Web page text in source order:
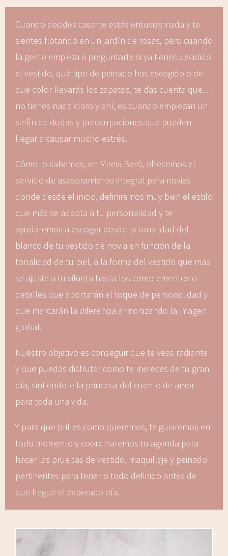
Cuando decides casarte estás entusiasmada y te
sientes flotando en un jardín de rosas, pero cuando
la gente empieza a preguntarte si ya tienes decidido
el vestido, qué tipo de peinado has escogido o de
qué color llevarás los zapatos, te das cuenta que…
no tienes nada claro y ahí, es cuando empiezan un
sinfín de dudas y preocupaciones que pueden
llegar a causar mucho estrés.
Cómo lo sabemos, en Mireia Baró, ofrecemos el
servicio de asesoramiento integral para novias
donde desde el inicio, definiremos muy bien el estilo
que más se adapta a tu personalidad y te
ayudaremos a escoger desde la tonalidad del
blanco de tu vestido de novia en función de la
tonalidad de tu piel, a la forma del vestido que más
se ajuste a tu silueta hasta los complementos o
detalles que aportarán el toque de personalidad y
que marcarán la diferencia armonizando la imagen
global.
Nuestro objetivo es conseguir que te veas radiante
y que puedas disfrutar como te mereces de tu gran
día, sintiéndote la princesa del cuento de amor
para toda una vida.
Y para que brilles como queremos, te guiaremos en
todo momento y coordinaremos tu agenda para
hacer las pruebas de vestido, maquillaje y peinado
pertinentes para tenerlo todo definido antes de
que llegue el esperado día.